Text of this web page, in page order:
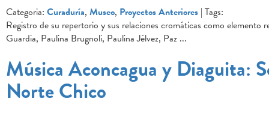
Categoria: Curaduría, Museo, Proyectos Anteriores | Tags:
Registro de su repertorio y sus relaciones cromáticas como
Guardia, Paulina Brugnoli, Paulina Jélvez, Paz ...
Música Aconcagua y Diaguita:
Norte Chico